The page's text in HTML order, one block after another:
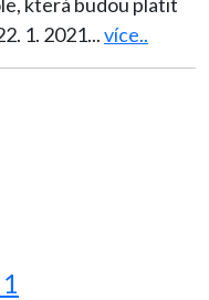
1. 2021...více..